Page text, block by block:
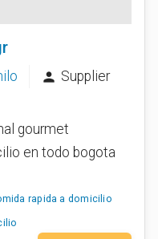
person Supplier
gourmet
en todo bogota
rapida a domicilio